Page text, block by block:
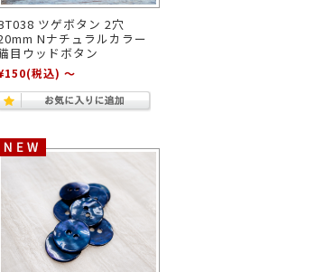
ツゲボタン 2穴
Nナチュラルカラー
目ウッドボタン
(税込) ～